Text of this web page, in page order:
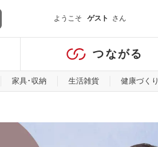
ようこそ ゲスト さん
つながる
家具･収納 生活雑貨 健康づくり
る日」